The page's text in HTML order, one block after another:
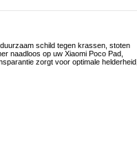
schild tegen krassen, stoten
naadloos op uw Xiaomi Poco Pad,
zorgt voor optimale helderheid,